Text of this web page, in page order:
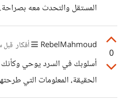
المستقل والتحدث معه
في الجودة، وأسأله عن السبب.
يشعر بالراحة أكثر من اللازم،
اهتمامه كما كان في البداية.
إذا كان المشروع طويل الأجل
أكثر انتباهًا لمستوى الجودة
0
RebelMahmoud أفكار قبل
أسلوبك في السرد يوحي
الحقيقة، المعلومات التي
بحاجة إلى إعادة نظر كما